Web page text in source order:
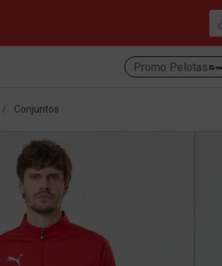
Promo Pelotas
Conjuntos